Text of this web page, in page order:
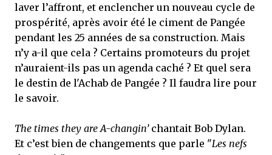
laver l’affront, et enclencher un nouveau cycle de
prospérité, après avoir été le ciment de Pangée
pendant les 25 années de sa construction. Mais
n’y a-il que cela ? Certains promoteurs du projet
n’auraient-ils pas un agenda caché ? Et quel sera
le destin de l'Achab de Pangée ? Il faudra lire pour
le savoir.
The times they are A-changin’chantait Bob Dylan.
Et c’est bien de changements que parle "Les nefs